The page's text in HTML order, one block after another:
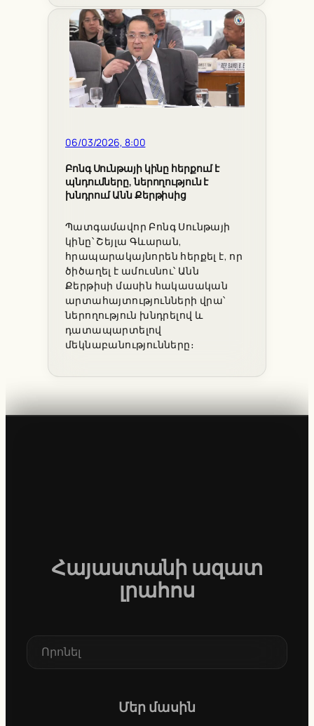
06/03/2026, 8:00
Բոնգ Սունթայի կինը հերքում է
պնդումները, ներողություն է
խնդրում Անն Քերթիսից
Պատգամավոր Բոնգ Սունթայի
կինը՝ Շեյլա Գևարան,
հրապարակայնորեն հերքել է, որ
ծիծաղել է ամուսնու՝ Անն
Քերթիսի մասին հակասական
արտահայտությունների վրա՝
ներողություն խնդրելով և
դատապարտելով
մեկնաբանությունները։
Մեր մասին
Հայաստանի ազատ
լրահոս